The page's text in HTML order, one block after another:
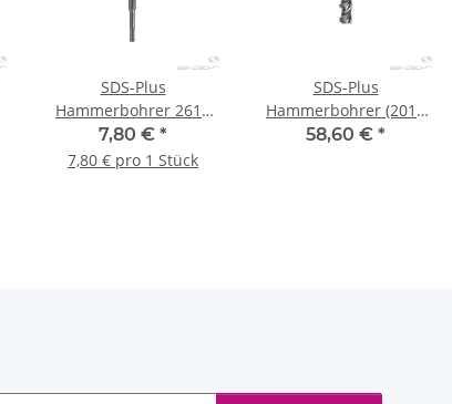
SDS-Plus
Hammerbohrer 2616
TriJet 6,5 x 300 mm 1
Stück
7,80 € *
7,80 € pro 1 Stück
SDS-Plus
Hammerbohrer (2018
Bionic Pro) 22 x 200 x
58,60 € *